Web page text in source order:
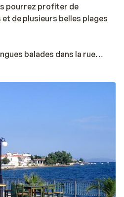
pourrez profiter de
de plusieurs belles plages
balades dans la rue
trouverez de nombreux
byzantins, la cathédrale et